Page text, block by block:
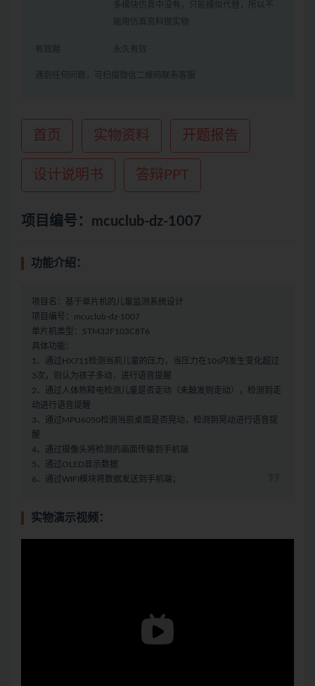
多模块仿真中没有，只能模拟代替，所以不
能用仿真资料做实物
有效期 永久有效
遇到任何问题，可扫描微信二维码联系客服
首页 实物资料 开题报告
设计说明书 答辩PPT
项目编号：mcuclub-dz-1007
功能介绍：
项目名：基于单片机的儿童监测系统设计
项目编号：mcuclub-dz-1007
单片机类型：STM32F103C8T6
具体功能：
1、通过HX711检测当前儿童的压力，当压力在10s内发生变化超过
3次，则认为孩子多动，进行语音提醒
2、通过人体热释电检测儿童是否走动（未触发则走动），检测到走
动进行语音提醒
3、通过MPU6050检测当前桌面是否晃动，检测到晃动进行语音提
醒
4、通过摄像头将检测的画面传输到手机端
5、通过OLED显示数据
6、通过WIFI模块将数据发送到手机端；
实物演示视频：